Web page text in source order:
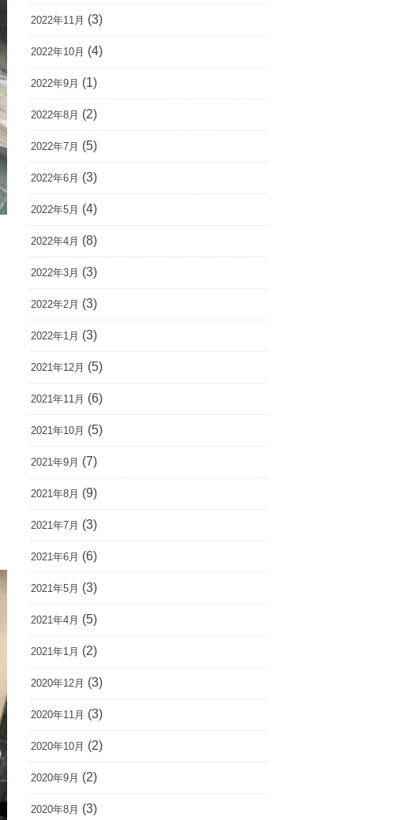
2022年11月 (3)
2022年10月 (4)
2022年9月 (1)
2022年8月 (2)
2022年7月 (5)
2022年6月 (3)
2022年5月 (4)
2022年4月 (8)
2022年3月 (3)
2022年2月 (3)
2022年1月 (3)
2021年12月 (5)
2021年11月 (6)
2021年10月 (5)
2021年9月 (7)
2021年8月 (9)
2021年7月 (3)
2021年6月 (6)
2021年5月 (3)
2021年4月 (5)
2021年1月 (2)
2020年12月 (3)
2020年11月 (3)
2020年10月 (2)
2020年9月 (2)
2020年8月 (3)